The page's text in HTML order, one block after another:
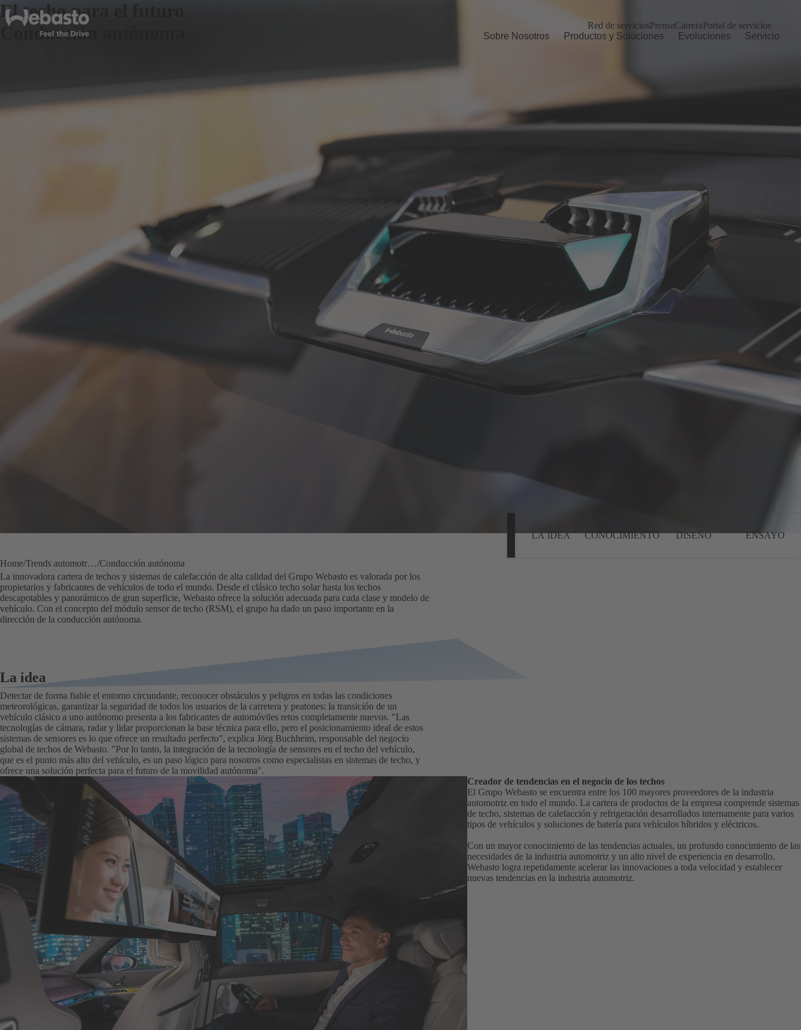
Sobre Nosotros Productos y Soluciones Evoluciones Servicio
Red de serviciosPrensaCarreraPortal de servicios
El techo para el futuro
Conducción autónoma
LA IDEA CONOCIMIENTO DISEÑO ENSAYO
Home Trends automotrices Conducción autónoma
La innovadora cartera de techos y sistemas de calefacción de alta calidad del Grupo Webasto es valorada por los
propietarios y fabricantes de vehículos de todo el mundo. Desde el clásico techo solar hasta los techos
descapotables y panorámicos de gran superficie, Webasto ofrece la solución adecuada para cada clase y modelo de
vehículo. Con el concepto del módulo sensor de techo (RSM), el grupo ha dado un paso importante en la
dirección de la conducción autónoma.
La idea
Detectar de forma fiable el entorno circundante, reconocer obstáculos y peligros en todas las condiciones
meteorológicas, garantizar la seguridad de todos los usuarios de la carretera y peatones: la transición de un
vehículo clásico a uno autónomo presenta a los fabricantes de automóviles retos completamente nuevos. "Las
tecnologías de cámara, radar y lidar proporcionan la base técnica para ello, pero el posicionamiento ideal de estos
sistemas de sensores es lo que ofrece un resultado perfecto", explica Jörg Buchheim, responsable del negocio
global de techos de Webasto. "Por lo tanto, la integración de la tecnología de sensores en el techo del vehículo,
que es el punto más alto del vehículo, es un paso lógico para nosotros como especialistas en sistemas de techo, y
ofrece una solución perfecta para el futuro de la movilidad autónoma".
Creador de tendencias en el negocio de los techos
El Grupo Webasto se encuentra entre los 100 mayores proveedores de la industria
automotriz en todo el mundo. La cartera de productos de la empresa comprende sistemas
de techo, sistemas de calefacción y refrigeración desarrollados internamente para varios
tipos de vehículos y soluciones de batería para vehículos híbridos y eléctricos.
Con un mayor conocimiento de las tendencias actuales, un profundo conocimiento de las
necesidades de la industria automotriz y un alto nivel de experiencia en desarrollo,
Webasto logra repetidamente acelerar las innovaciones a toda velocidad y establecer
nuevas tendencias en la industria automotriz.